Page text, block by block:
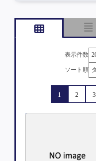
表示件数
ソート順
1 2 3